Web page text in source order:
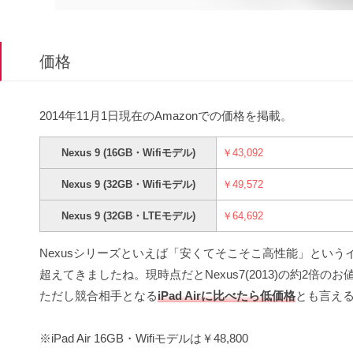
価格
2014年11月1日現在のAmazonでの価格を掲載。
Nexus 9 (16GB・Wifiモデル) ￥43,092
Nexus 9 (32GB・Wifiモデル) ￥49,572
Nexus 9 (32GB・LTEモデル) ￥64,692
Nexusシリーズといえば「安くてそこそこ高性能」という
超えてきましたね。現時点だとNexus7(2013)の約2倍のお
ただし競合相手となるiPad Airに比べたら低価格とも言え
※iPad Air 16GB・Wifiモデルは￥48,800